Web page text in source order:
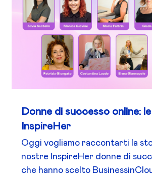
Donne di successo online:
InspireHer
Oggi vogliamo raccontarti la
nostre InspireHer donne di
che hanno scelto